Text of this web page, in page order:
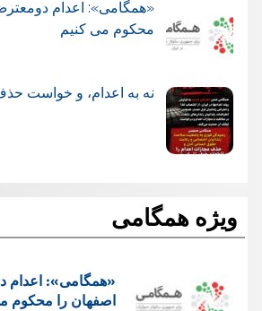
«همگامی»: اعدام
محکوم می کنیم
نه به اعدام، و خواست
ویژه همگامی
«همگامی»: اعدام
اصفهان را محکوم